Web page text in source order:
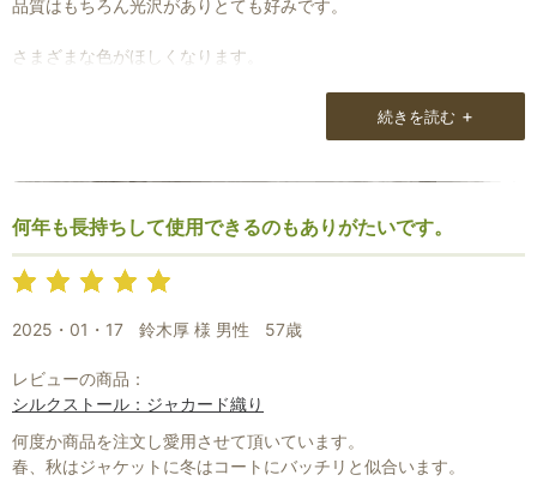
品質はもちろん光沢がありとても好みです。
さまざまな色がほしくなります。
続きを読む +
何年も長持ちして使用できるのもありがたいです。
2025・01・17 鈴木厚 様 男性 57歳
レビューの商品：
シルクストール：ジャカード織り
何度か商品を注文し愛用させて頂いています。
春、秋はジャケットに冬はコートにバッチリと似合います。